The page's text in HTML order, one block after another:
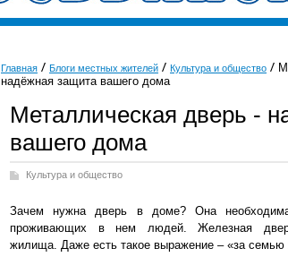
Главная Блоги местных жителей Культура и общество
надёжная защита вашего дома
Металлическая дверь -
вашего дома
Культура и общество
Зачем нужна дверь в доме? Она
проживающих в нем людей. Железная
жилища. Даже есть такое выражение – «за